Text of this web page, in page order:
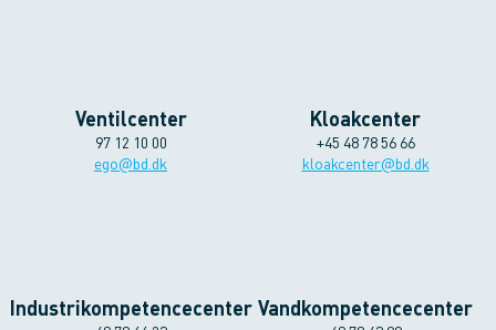
Ventilcenter
97 12 10 00
ego@bd.dk
Kloakcenter
+45 48 78 56 66
kloakcenter@bd.dk
Industrikompetencecenter Vandkompetencecenter